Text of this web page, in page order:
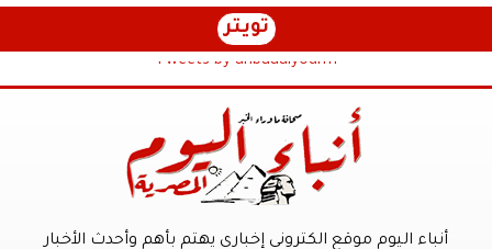
تويتر
Tweets by anbaaalyoum1
أنباء اليوم موقع الكترونى إخباري يهتم بأهم وأحدث الأخبار